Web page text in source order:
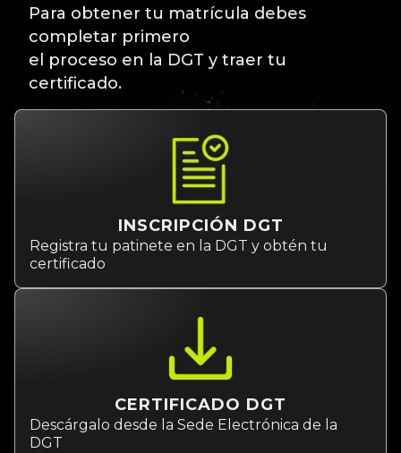
Para obtener tu matrícula debes
completar primero
el proceso en la DGT y traer tu
certificado.
INSCRIPCIÓN DGT
Registra tu patinete en la DGT y obtén tu
certificado
CERTIFICADO DGT
Descárgalo desde la Sede Electrónica de la
DGT